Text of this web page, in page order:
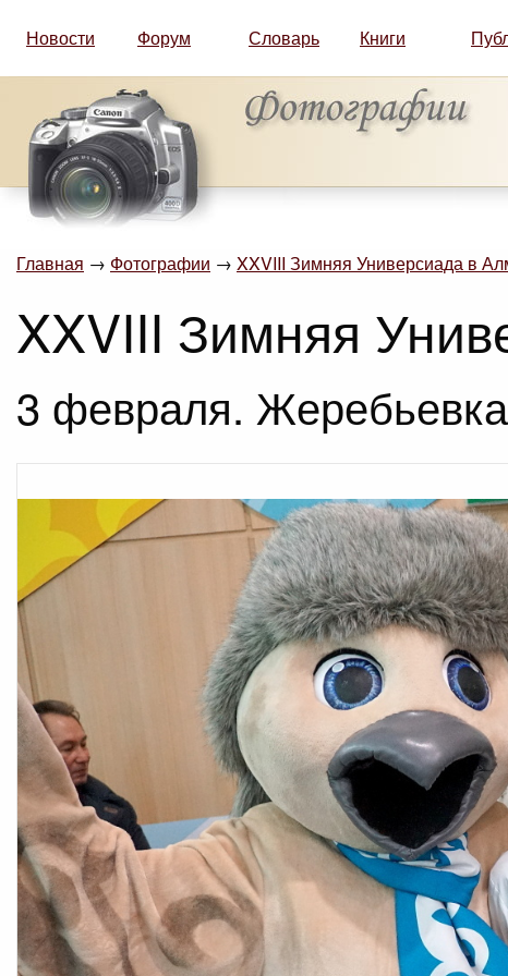
Новости Форум Словарь Книги
Главная → Фотографии → XXVIII Зимняя Универсиада в
XXVIII Зимняя
3 февраля.